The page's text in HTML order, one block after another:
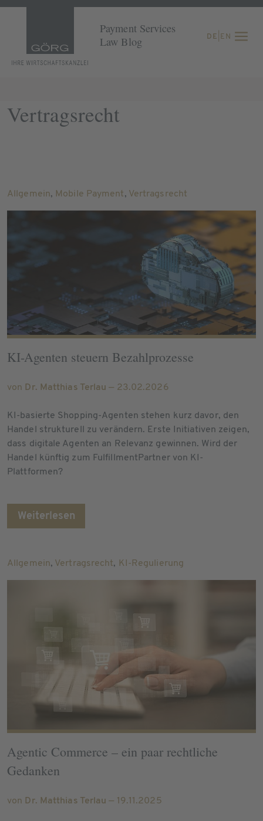
Payment Services
Law Blog
DE EN
Vertragsrecht
Allgemein, Mobile Payment, Vertragsrecht
KI-Agenten steuern Bezahlprozesse
von Dr. Matthias Terlau — 23.02.2026
KI-basierte Shopping-Agenten stehen kurz davor, den
Handel strukturell zu verändern. Erste Initiativen zeigen,
dass digitale Agenten an Relevanz gewinnen. Wird der
Handel künftig zum FulfillmentPartner von KI-
Plattformen?
Weiterlesen
Allgemein, Vertragsrecht, KI-Regulierung
Agentic Commerce – ein paar rechtliche
Gedanken
von Dr. Matthias Terlau — 19.11.2025